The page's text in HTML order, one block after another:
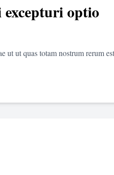
excepturi optio
ut ut quas totam nostrum rerum